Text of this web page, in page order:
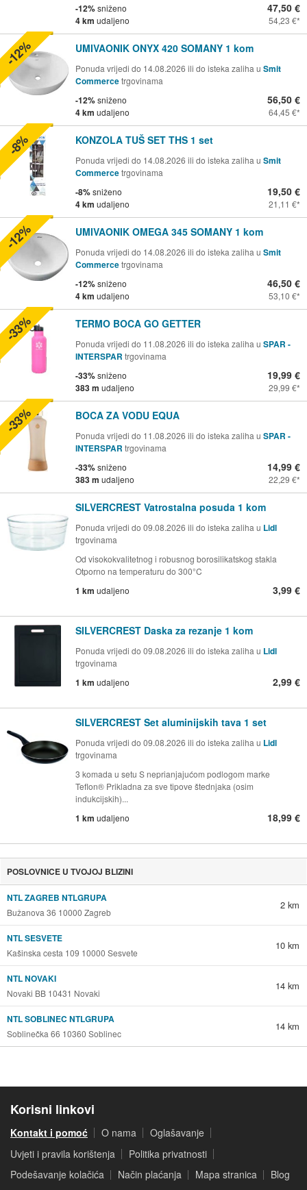
-12%sniženo
4 km udaljeno
47,50 €
54,23 €
UMIVAONIK ONYX 420 SOMANY 1 kom
Ponuda vrijedi do 14.08.2026 ili do isteka zaliha u Smit
Commercetrgovinama
-12%sniženo
4 km udaljeno
56,50 €
64,45 €
-12%
KONZOLA TUŠ SET THS 1 set
Ponuda vrijedi do 14.08.2026 ili do isteka zaliha u Smit
Commercetrgovinama
-8%sniženo
4 km udaljeno
19,50 €
21,11 €
-8%
UMIVAONIK OMEGA 345 SOMANY 1 kom
Ponuda vrijedi do 14.08.2026 ili do isteka zaliha u Smit
Commercetrgovinama
-12%sniženo
4 km udaljeno
46,50 €
53,10 €
-12%
TERMO BOCA GO GETTER
Ponuda vrijedi do 11.08.2026 ili do isteka zaliha u SPAR -
INTERSPAR trgovinama
-33%sniženo
383 m udaljeno
19,99 €
29,99 €
-33%
BOCA ZA VODU EQUA
Ponuda vrijedi do 11.08.2026 ili do isteka zaliha u SPAR -
INTERSPAR trgovinama
-33%sniženo
383 m udaljeno
14,99 €
22,29 €
-33%
SILVERCREST Vatrostalna posuda 1 kom
Ponuda vrijedi do 09.08.2026 ili do isteka zaliha u Lidl
trgovinama
Od visokokvalitetnog i robusnog borosilikatskog stakla
Otporno na temperaturu do 300°C
1 km udaljeno 3,99 €
SILVERCREST Daska za rezanje 1 kom
Ponuda vrijedi do 09.08.2026 ili do isteka zaliha u Lidl
trgovinama
1 km udaljeno 2,99 €
SILVERCREST Set aluminijskih tava 1 set
Ponuda vrijedi do 09.08.2026 ili do isteka zaliha u Lidl
trgovinama
3 komada u setu S neprianjajućom podlogom marke
Teflon® Prikladna za sve tipove štednjaka (osim
indukcijskih)...
1 km udaljeno 18,99 €
POSLOVNICE U TVOJOJ BLIZINI
NTL ZAGREB NTLGRUPA
Bužanova 36 10000 Zagreb
2 km
NTL SESVETE
Kašinska cesta 109 10000 Sesvete
10 km
NTL NOVAKI
Novaki BB 10431 Novaki
14 km
NTL SOBLINEC NTLGRUPA
Soblinečka 66 10360 Soblinec
14 km
Korisni linkovi
Kontakt i pomoć O nama
Oglašavanje
Uvjeti i pravila korištenja
Politika privatnosti
Podešavanje kolačića
Način plaćanja Mapa stranica Blog